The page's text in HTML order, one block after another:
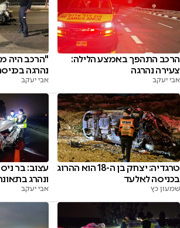
הרכב התהפך באמצע הלילה:
צעירה נהרגה
אבי יעקב
נהרגה
אבי יעקב
טרגדיה: יצחק בן ה-18 הוא ההרוג
בכניסה לאלעד
שמעון כץ
עצוב: בר
ונהרג
אבי יעקב